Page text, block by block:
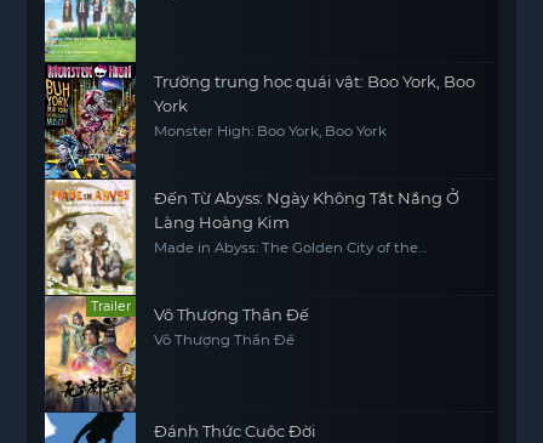
Trường trung học quái vật: Boo York, Boo
York
Monster High: Boo York, Boo York
Đến Từ Abyss: Ngày Không Tắt Nắng Ở
Làng Hoàng Kim
Made in Abyss: The Golden City of the
Trailer Vô Thượng Thần Đế
Vô Thượng Thần Đế
Đánh Thức Cuộc Đời